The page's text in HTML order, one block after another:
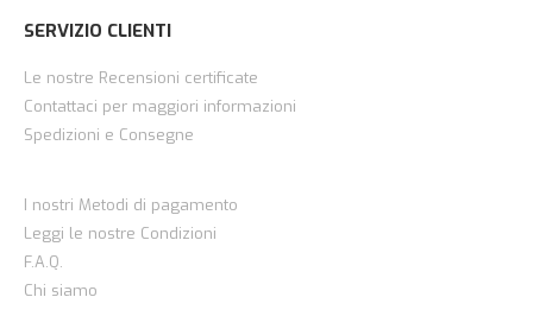
SERVIZIO CLIENTI
Le nostre Recensioni certificate
Contattaci per maggiori informazioni
Spedizioni e Consegne
I nostri Metodi di pagamento
Leggi le nostre Condizioni
F.A.Q.
Chi siamo